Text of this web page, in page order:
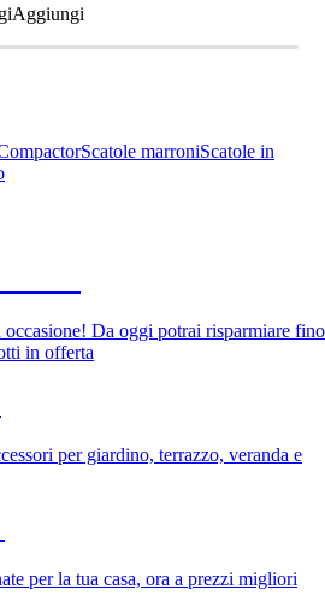
Aggiungi
Scatole marroniScatole in
Da oggi potrai risparmiare fino
in offerta
per giardino, terrazzo, veranda e
per la tua casa, ora a prezzi migliori